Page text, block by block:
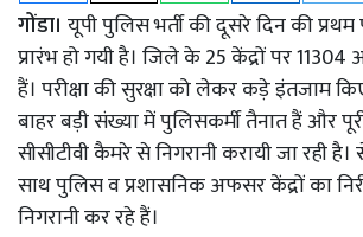
गोंडा। यूपी पुलिस भर्ती की दूसरे दिन की प्रथम
प्रारंभ हो गयी है। जिले के 25 केंद्रों पर 11304
हैं। परीक्षा की सुरक्षा को लेकर कड़े इंतजाम
बाहर बड़ी संख्या में पुलिसकर्मी तैनात हैं और
सीसीटीवी कैमरे से निगरानी करायी जा रही
साथ‌ पुलिस व प्रशासनिक अफसर केंद्रों का
निगरानी कर रहे हैं।